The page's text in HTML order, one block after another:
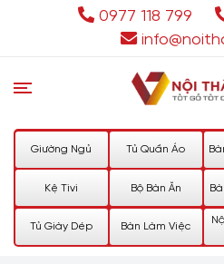
0977 118 799
Giường Ngủ Tủ Quần Áo
Kệ Tivi Bộ Bàn Ăn
Tủ Giày Dép Bàn Làm Việc